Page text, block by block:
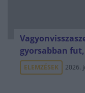
gyorsabban
ELEMZÉSEK 2026.